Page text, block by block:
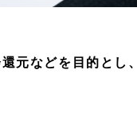
元などを目的とし、